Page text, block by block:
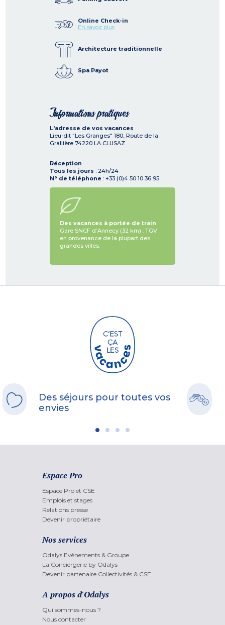
Online Check-in
En savoir plus
Architecture traditionnelle
Spa Payot
Informations pratiques
L'adresse de vos vacances
Lieu-dit "Les Granges" 180, Route de la
Grallière 74220 LA CLUSAZ
Réception
Tous les jours : 24h/24
N° de téléphone : +33 (0)4 50 10 36 95
Des vacances à portée de train
Gare SNCF d’Annecy (32 km) : TGV
en provenance de la plupart des
grandes villes.
Des séjours pour toutes vos
envies
Espace Pro
Espace Pro et CSE
Emplois et stages
Relations presse
Devenir propriétaire
Nos services
Odalys Evènements & Groupe
La Conciergerie by Odalys
Devenir partenaire Collectivités & CSE
A propos d'Odalys
Qui sommes-nous ?
Nous contacter